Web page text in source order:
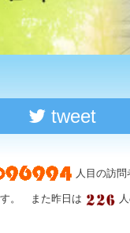
tweet
人目の訪
。 また昨日は